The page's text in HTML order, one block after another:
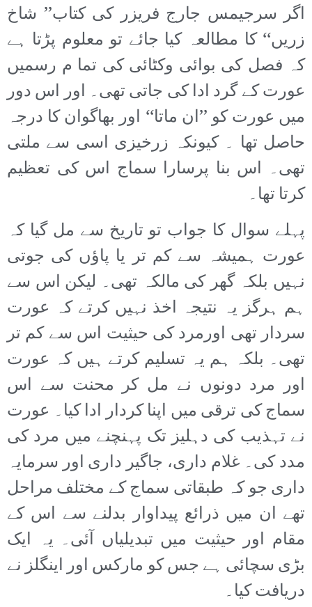
اگر سرجیمس جارج فریزر کی کتاب’’ شاخ
زریں‘‘ کا مطالعہ کیا جائے تو معلوم پڑتا ہے
کہ فصل کی بوائی وکٹائی کی تما م رسمیں
عورت کے گرد ادا کی جاتی تھی۔ اور اس دور
میں عورت کو ’’ان ماتا‘‘ اور بھاگوان کا درجہ
حاصل تھا ۔ کیونکہ زرخیزی اسی سے ملتی
تھی۔ اس بنا پرسارا سماج اس کی تعظیم
کرتا تھا۔
پہلے سوال کا جواب تو تاریخ سے مل گیا کہ
عورت ہمیشہ سے کم تر یا پاؤں کی جوتی
نہیں بلکہ گھر کی مالکہ تھی۔ لیکن اس سے
ہم ہرگز یہ نتیجہ اخذ نہیں کرتے کہ عورت
سردار تھی اورمرد کی حیثیت اس سے کم تر
تھی۔ بلکہ ہم یہ تسلیم کرتے ہیں کہ عورت
اور مرد دونوں نے مل کر محنت سے اس
سماج کی ترقی میں اپنا کردار ادا کیا۔ عورت
نے تہذیب کی دہلیز تک پہنچنے میں مرد کی
مدد کی۔ غلام داری، جاگیر داری اور سرمایہ
داری جو کہ طبقاتی سماج کے مختلف مراحل
تھے ان میں ذرائع پیداوار بدلنے سے اس کے
مقام اور حیثیت میں تبدیلیاں آئی۔ یہ ایک
بڑی سچائی ہے جس کو مارکس اور اینگلز نے
دریافت کیا۔